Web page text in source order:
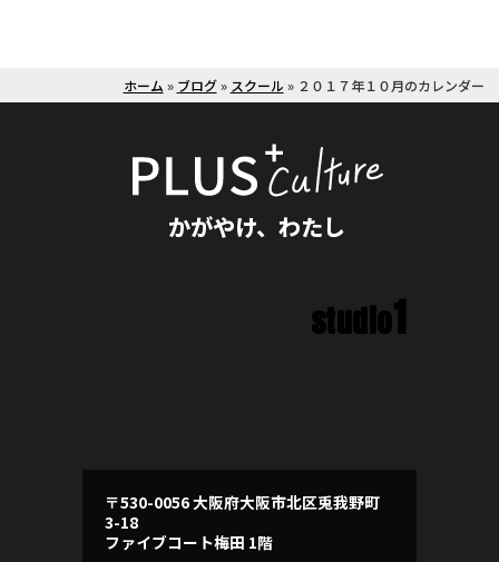
ホーム » ブログ» スクール » ２０１７年１０月のカレンダー
かがやけ、わたし
studio1
〒530-0056 大阪府大阪市北区兎我野町
3-18
ファイブコート梅田 1階